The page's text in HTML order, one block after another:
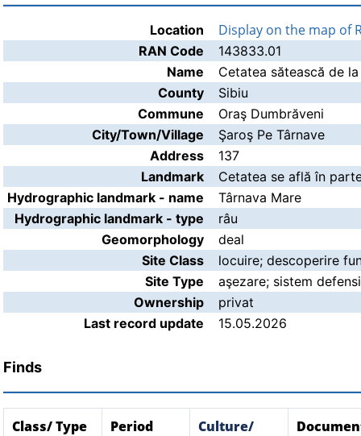
Location Display on the map of
RAN Code
143833.01
Name
Cetatea sătească de
County
Sibiu
Commune
Oraş Dumbrăveni
City/Town/Village
Şaroş Pe Târnave
Address
137
Landmark
Cetatea se află în
Hydrographic landmark - name
Târnava Mare
Hydrographic landmark - type
râu
Geomorphology
deal
Site Class
locuire; descoperire
Site Type
aşezare; sistem
Ownership
privat
Last record update
15.05.2026
Finds
Class/ Type
Period
Culture/